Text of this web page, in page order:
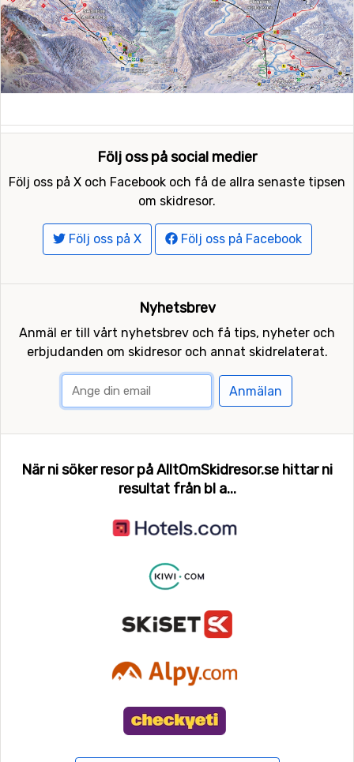
Följ oss på social medier
Följ oss på X och Facebook och få de allra senaste tipsen
om skidresor.
Följ oss på X Följ oss på Facebook
Nyhetsbrev
Anmäl er till vårt nyhetsbrev och få tips, nyheter och
erbjudanden om skidresor och annat skidrelaterat.
Anmälan
När ni söker resor på AlltOmSkidresor.se hittar ni
resultat från bl a...